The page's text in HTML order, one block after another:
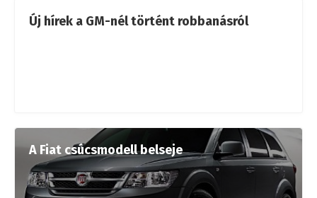
Új hírek a GM-nél történt robbanásról
A Fiat csúcsmodell belseje